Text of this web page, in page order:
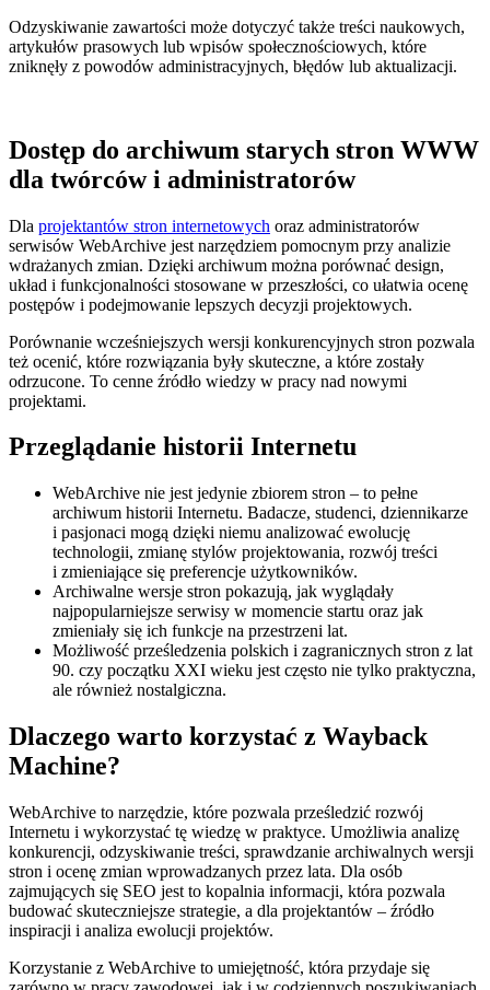
Odzyskiwanie zawartości może dotyczyć także treści naukowych,
artykułów prasowych lub wpisów społecznościowych, które
zniknęły z powodów administracyjnych, błędów lub aktualizacji.
Dostęp do archiwum starych stron WWW
dla twórców i administratorów
Dla projektantów stron internetowych oraz administratorów
serwisów WebArchive jest narzędziem pomocnym przy analizie
wdrażanych zmian. Dzięki archiwum można porównać design,
układ i funkcjonalności stosowane w przeszłości, co ułatwia ocenę
postępów i podejmowanie lepszych decyzji projektowych.
Porównanie wcześniejszych wersji konkurencyjnych stron pozwala
też ocenić, które rozwiązania były skuteczne, a które zostały
odrzucone. To cenne źródło wiedzy w pracy nad nowymi
projektami.
Przeglądanie historii Internetu
WebArchive nie jest jedynie zbiorem stron – to pełne
archiwum historii Internetu. Badacze, studenci, dziennikarze
i pasjonaci mogą dzięki niemu analizować ewolucję
technologii, zmianę stylów projektowania, rozwój treści
i zmieniające się preferencje użytkowników.
Archiwalne wersje stron pokazują, jak wyglądały
najpopularniejsze serwisy w momencie startu oraz jak
zmieniały się ich funkcje na przestrzeni lat.
Możliwość prześledzenia polskich i zagranicznych stron z lat
90. czy początku XXI wieku jest często nie tylko praktyczna,
ale również nostalgiczna.
Dlaczego warto korzystać z Wayback
Machine?
WebArchive to narzędzie, które pozwala prześledzić rozwój
Internetu i wykorzystać tę wiedzę w praktyce. Umożliwia analizę
konkurencji, odzyskiwanie treści, sprawdzanie archiwalnych wersji
stron i ocenę zmian wprowadzanych przez lata. Dla osób
zajmujących się SEO jest to kopalnia informacji, która pozwala
budować skuteczniejsze strategie, a dla projektantów – źródło
inspiracji i analiza ewolucji projektów.
Korzystanie z WebArchive to umiejętność, która przydaje się